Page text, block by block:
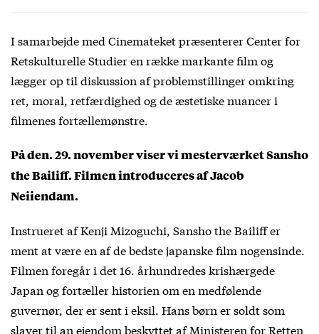
I samarbejde med Cinemateket præsenterer Center for
Retskulturelle Studier en række markante film og
lægger op til diskussion af problemstillinger omkring
ret, moral, retfærdighed og de æstetiske nuancer i
filmenes fortællemønstre.
På den. 29. november viser vi mesterværket Sansho
the Bailiff. Filmen introduceres af Jacob
Neiiendam.
Instrueret af Kenji Mizoguchi, Sansho the Bailiff er
ment at være en af de bedste japanske film nogensinde.
Filmen foregår i det 16. århundredes krishærgede
Japan og fortæller historien om en medfølende
guvernør, der er sent i eksil. Hans børn er soldt som
slaver til an ejendom beskyttet af Ministeren for Retten